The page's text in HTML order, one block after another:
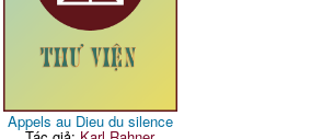
Appels au Dieu du silence